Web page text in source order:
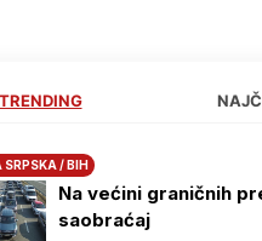
TRENDING
SRPSKA / BIH
Na većini graničnih
saobraćaj